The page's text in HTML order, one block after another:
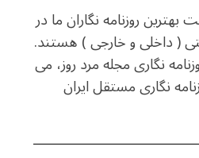
روزنامه نگاران ما در
( داخلی و خارجی ) هستند.
نگاری مجله مرد روز، می
نگاری مستقل ایران